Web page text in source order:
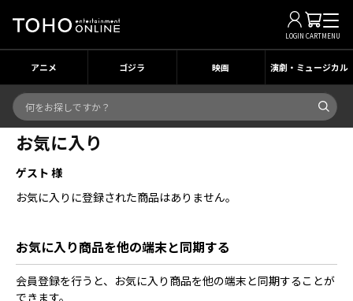
LOGIN CARTMENU
アニメ ゴジラ 映画 演劇・ミュージカル
お気に入り
ゲスト 様
お気に入りに登録された商品はありません。
お気に入り商品を他の端末と同期する
会員登録を行うと、お気に入り商品を他の端末と同期することが
できます。